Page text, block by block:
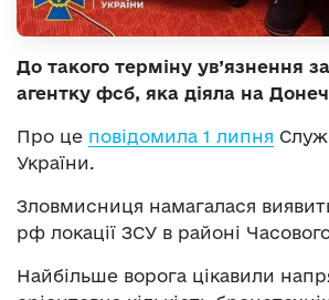
До такого терміну ув’язнення
агентку фсб, яка діяла на
Про це повідомила 1 липня
України.
Зловмисниця намагалася
рф локації ЗСУ в районі
Найбільше ворога цікавили